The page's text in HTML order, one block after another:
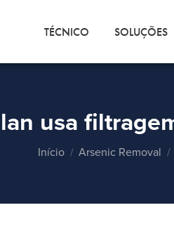
TÉCNICO SOLUÇÕES
usa
Você está aqui:
Início Arsenic Removal